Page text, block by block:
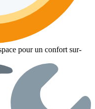
pour un confort sur-